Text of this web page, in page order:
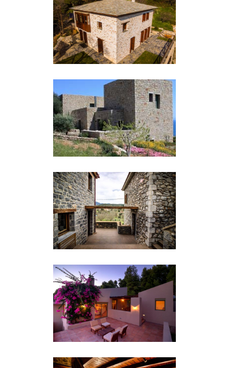
ΕΞΟΧΙΚΉ ΚΑΤΟΙΚΊΑ ΣΤΙΣ
ΠΙΝΑΚΆΤΕΣ ΠΗΛΊΟΥ
Εξοχικές Κατοικίες
ΕΞΟΧΙΚΉ ΚΑΤΟΙΚΊΑ ΣΤΟΝ
ΑΓΕΡΑΝΌ ΓΥΘΕΊΟΥ
Εξοχικές Κατοικίες
ΕΞΟΧΙΚΉ ΚΑΤΟΙΚΊΑ ΣΤΗ
ΝΥΜΦΑΣΊΑ ΑΡΚΑΔΊΑΣ
Εξοχικές Κατοικίες
ΕΞΟΧΙΚΉ ΚΑΤΟΙΚΊΑ ΣΤΟΝ ΆΗ
ΓΙΏΡΓΗ Β.ΕΎΒΟΙΑΣ
Εξοχικές Κατοικίες